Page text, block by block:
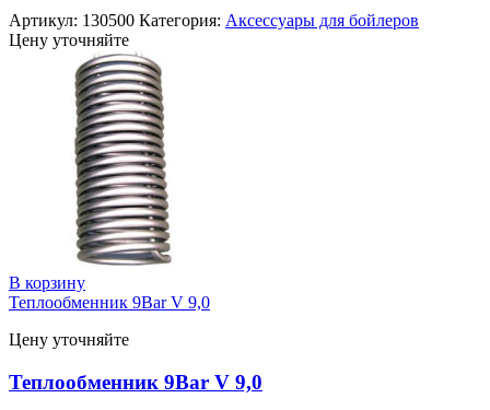
Артикул: 130500 Категория: Аксессуары для бойлеров
Цену уточняйте
В корзину
Теплообменник 9Bar V 9,0
Цену уточняйте
Теплообменник 9Bar V 9,0